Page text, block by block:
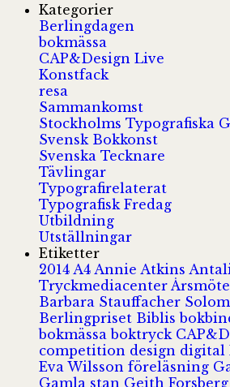
Kategorier
Berlingdagen
bokmässa
CAP&Design Live
Konstfack
resa
Sammankomst
Stockholms Typografiska
Svensk Bokkonst
Svenska Tecknare
Tävlingar
Typografirelaterat
Typografisk Fredag
Utbildning
Utställningar
Etiketter
2014 A4 Annie Atkins
Tryckmediacenter Årsmöte
Barbara Stauffacher
Berlingpriset Biblis
bokmässaboktryck
competition design digital
Eva Wilsson föreläsning
Gamla stan Geith Forsberg